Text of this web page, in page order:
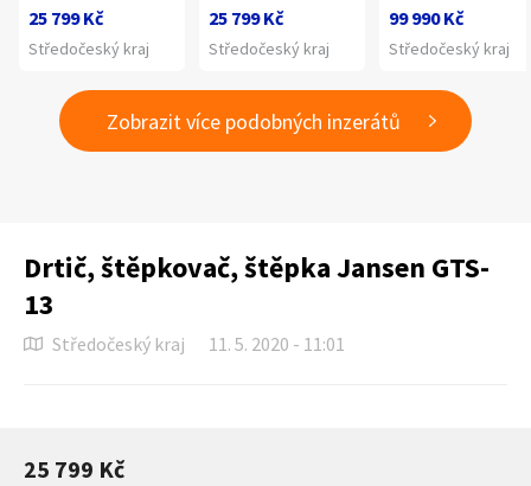
25 799 Kč
Středočeský kraj
25 799 Kč
Středočeský kraj
99 990 Kč
Středočeský kraj
Zobrazit více podobných inzerátů
Drtič, štěpkovač, štěpka Jansen GTS-
13
Středočeský kraj 11. 5. 2020 - 11:01
25 799 Kč